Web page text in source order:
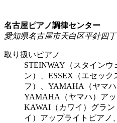
名古屋ピアノ調律センター
愛知県名古屋市天白区平針四
取り扱いピアノ
STEINWAY（スタインウ
ン）、ESSEX（エセック
フ）、YAMAHA（ヤマハ
YAMAHA（ヤマハ）アッ
KAWAI（カワイ）グラ
イ）アップライトピアノ